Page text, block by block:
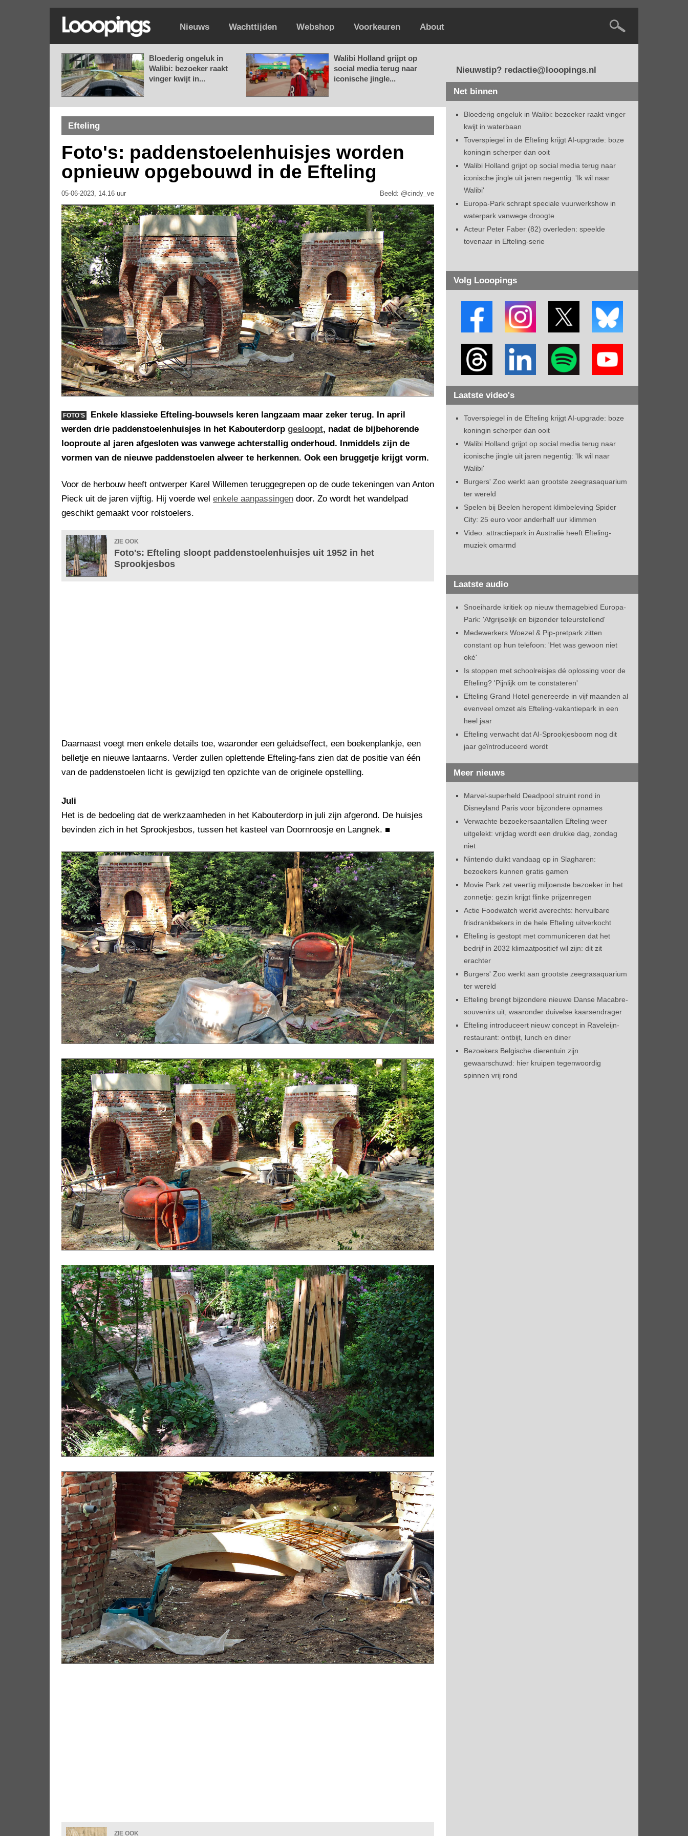
Nieuws Wachttijden Webshop Voorkeuren About
Bloederig ongeluk in
Walibi: bezoeker raakt
vinger kwijt in...
Walibi Holland grijpt op
social media terug naar
iconische jingle...
Efteling
Foto's: paddenstoelenhuisjes worden
opnieuw opgebouwd in de Efteling
05-06-2023, 14.16 uur Beeld: @cindy_ve
FOTO'S
Enkele klassieke Efteling-bouwsels keren langzaam maar zeker terug. In april
werden drie paddenstoelenhuisjes in het Kabouterdorp gesloopt, nadat de bijbehorende
looproute al jaren afgesloten was vanwege achterstallig onderhoud. Inmiddels zijn de
vormen van de nieuwe paddenstoelen alweer te herkennen. Ook een bruggetje krijgt vorm.
Voor de herbouw heeft ontwerper Karel Willemen teruggegrepen op de oude tekeningen van Anton
Pieck uit de jaren vijftig. Hij voerde wel enkele aanpassingen door. Zo wordt het wandelpad
geschikt gemaakt voor rolstoelers.
ZIE OOK
Foto's: Efteling sloopt paddenstoelenhuisjes uit 1952 in het
Sprookjesbos
Daarnaast voegt men enkele details toe, waaronder een geluidseffect, een boekenplankje, een
belletje en nieuwe lantaarns. Verder zullen oplettende Efteling-fans zien dat de positie van één
van de paddenstoelen licht is gewijzigd ten opzichte van de originele opstelling.
Juli
Het is de bedoeling dat de werkzaamheden in het Kabouterdorp in juli zijn afgerond. De huisjes
bevinden zich in het Sprookjesbos, tussen het kasteel van Doornroosje en Langnek. ■
ZIE OOK
Nieuwstip? redactie@looopings.nl
Net binnen
Bloederig ongeluk in Walibi: bezoeker raakt vinger
kwijt in waterbaan
Toverspiegel in de Efteling krijgt AI-upgrade: boze
koningin scherper dan ooit
Walibi Holland grijpt op social media terug naar
iconische jingle uit jaren negentig: 'Ik wil naar
Walibi'
Europa-Park schrapt speciale vuurwerkshow in
waterpark vanwege droogte
Acteur Peter Faber (82) overleden: speelde
tovenaar in Efteling-serie
Volg Looopings
Laatste video's
Toverspiegel in de Efteling krijgt AI-upgrade: boze
koningin scherper dan ooit
Walibi Holland grijpt op social media terug naar
iconische jingle uit jaren negentig: 'Ik wil naar
Walibi'
Burgers' Zoo werkt aan grootste zeegrasaquarium
ter wereld
Spelen bij Beelen heropent klimbeleving Spider
City: 25 euro voor anderhalf uur klimmen
Video: attractiepark in Australië heeft Efteling-
muziek omarmd
Laatste audio
Snoeiharde kritiek op nieuw themagebied Europa-
Park: 'Afgrijselijk en bijzonder teleurstellend'
Medewerkers Woezel & Pip-pretpark zitten
constant op hun telefoon: 'Het was gewoon niet
oké'
Is stoppen met schoolreisjes dé oplossing voor de
Efteling? 'Pijnlijk om te constateren'
Efteling Grand Hotel genereerde in vijf maanden al
evenveel omzet als Efteling-vakantiepark in een
heel jaar
Efteling verwacht dat AI-Sprookjesboom nog dit
jaar geïntroduceerd wordt
Meer nieuws
Marvel-superheld Deadpool struint rond in
Disneyland Paris voor bijzondere opnames
Verwachte bezoekersaantallen Efteling weer
uitgelekt: vrijdag wordt een drukke dag, zondag
niet
Nintendo duikt vandaag op in Slagharen:
bezoekers kunnen gratis gamen
Movie Park zet veertig miljoenste bezoeker in het
zonnetje: gezin krijgt flinke prijzenregen
Actie Foodwatch werkt averechts: hervulbare
frisdrankbekers in de hele Efteling uitverkocht
Efteling is gestopt met communiceren dat het
bedrijf in 2032 klimaatpositief wil zijn: dit zit
erachter
Burgers' Zoo werkt aan grootste zeegrasaquarium
ter wereld
Efteling brengt bijzondere nieuwe Danse Macabre-
souvenirs uit, waaronder duivelse kaarsendrager
Efteling introduceert nieuw concept in Raveleijn-
restaurant: ontbijt, lunch en diner
Bezoekers Belgische dierentuin zijn
gewaarschuwd: hier kruipen tegenwoordig
spinnen vrij rond